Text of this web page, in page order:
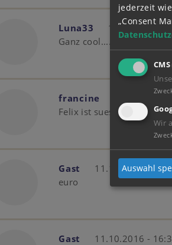
Luna33
16.10.2016 -
Ganz cool....
francine
Felix ist sues
Gast
11.10.2016 -
euro
Gast
11.10.2016 -
jederzeit
„Consent
CMS
Wir
Auswahl